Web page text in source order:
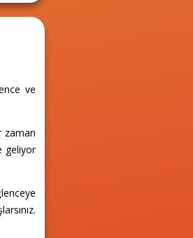
ve
zaman
geliyor